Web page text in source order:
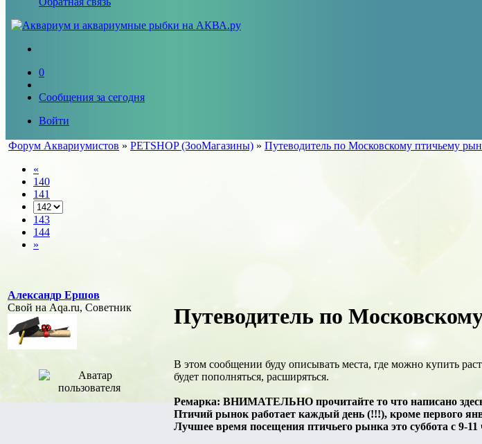
0
Сообщения за сегодня
Войти
Форум Аквариумистов » PETSHOP (ЗооМагазины) » Путеводитель по Московскому птичьему
«
140
141
143
144
»
Александр Ершов
Свой на Aqa.ru, Советник
Путеводитель по
В этом сообщении буду описывать места, где можно купить
будет пополняться, расширяться.
Ремарка: ВНИМАТЕЛЬНО прочитайте то что написано здесь,
Птичий рынок работает каждый день (!!!), кроме первого
Лучшее время посещения птичьего рынка это суббота с 9-